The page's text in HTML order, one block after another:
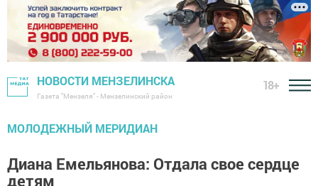
НОВОСТИ МЕНЗЕЛИНСКА
Газета "Мензеля" - Мензелинский район
18+
МОЛОДЕЖНЫЙ МЕРИДИАН
Диана Емельянова: Отдала свое сердце
детям